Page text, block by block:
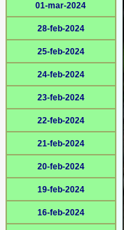
01-mar-2024
28-feb-2024
25-feb-2024
24-feb-2024
23-feb-2024
22-feb-2024
21-feb-2024
20-feb-2024
19-feb-2024
16-feb-2024